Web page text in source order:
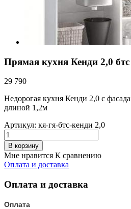
Прямая кухня Кенди 2,0 бтс
29 790
Недорогая кухня Кенди 2,0 с
длиной 1,2м
Артикул: кя-гя-бтс-кенди 2,0
В корзину
Мне нравится К сравнению
Оплата и доставка
Оплата и доставка
Оплата